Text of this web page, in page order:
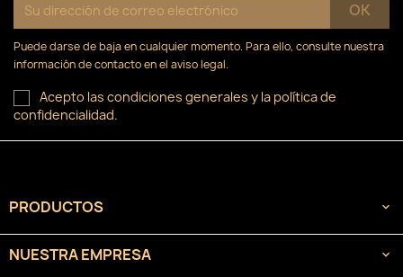
Puede darse de baja en cualquier momento. Para ello, consulte nuestra
información de contacto en el aviso legal.
Acepto las condiciones generales y la política de
confidencialidad.
PRODUCTOS 
NUESTRA EMPRESA 